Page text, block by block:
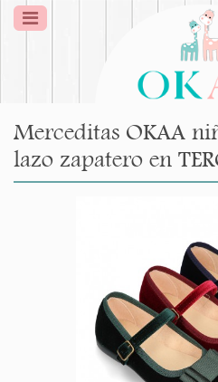
Merceditas OKAA
lazo zapatero en